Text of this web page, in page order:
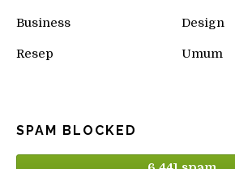
Business Design
Resep Umum
SPAM BLOCKED